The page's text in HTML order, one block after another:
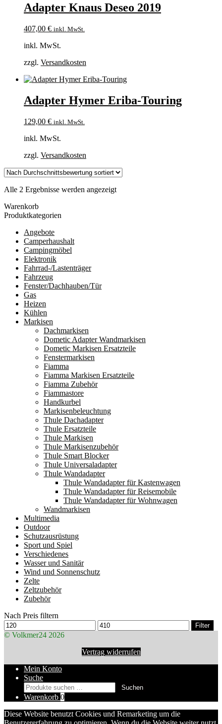
Adapter Knaus Deseo 2019
407,00 € inkl. MwSt.
inkl. MwSt.
zzgl. Versandkosten
Adapter Hymer Eriba-Touring
129,00 € inkl. MwSt.
inkl. MwSt.
zzgl. Versandkosten
Alle 2 Ergebnisse werden angezeigtNach
Warenkorb
Produktkategorien
Angebote
Camperhaushalt
Campingmöbel
Elektronik
Fahrrad-/Lastenträger
Fahrzeug
Fenster/Dachhauben/Tür
Gas
Heizen
Kühlen
Markisen
Dachmarkisen
Dometic Adapter Wandmarkisen
Dometic Markisen Ersatzteile
Fenstermarkisen
Fiamma
Fiamma Markisen Ersatzteile
Fiamma Zubehör
Fiammastore
Handkurbel
Markisenbeleuchtung
Thule Dachadapter
Thule Ersatzteile
Thule Markisen
Thule Markisenzubehör
Thule Smart Blocker
Thule Universaladapter
Thule Wandadapter
Thule Wandadapter für Kastenwagen
Thule Wandadapter für Reisemobile
Thule Wandadapter für Wohnwagen
Wandmarkisen
Multimedia
Outdoor
Schutzausrüstung
Sport und Spiel
Verschiedenes
Wasser und Sanitär
Wind und Sonnenschutz
Zelte
Zeltzubehör
Zubehör
Nach Preis filtern
Min.
Preis
Max.
Preis
Filter
© Volkmer24 2026
Vertrag widerrufen
Mein Konto
Suche
Suchen
nach:
Suchen
Warenkorb 0
Diese Website benutzt Cookies und Remarketing um die